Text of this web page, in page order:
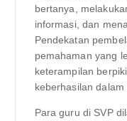
bertanya,
informasi, dan
Pendekatan
pemahaman yang
keterampilan
keberhasilan
Para guru di SVP